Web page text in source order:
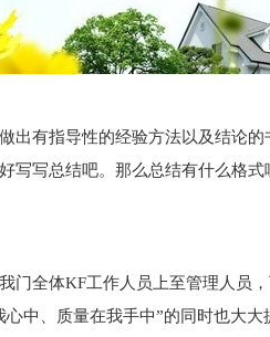
出有指导性的经验方法以及结论
写写总结吧。那么总结有什么格
门全体KF工作人员上至管理人员
中、质量在我手中”的同时也大大